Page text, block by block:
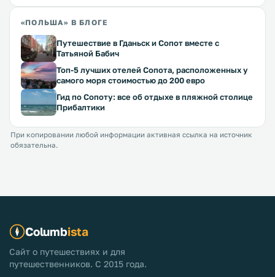
«ПОЛЬША» В БЛОГЕ
Путешествие в Гданьск и Сопот вместе с
Татьяной Бабич
Топ-5 лучших отелей Сопота, расположенных у
самого моря стоимостью до 200 евро
Гид по Сопоту: все об отдыхе в пляжной столице
Прибалтики
При копировании любой информации активная ссылка на источник
обязательна.
Columbista
Сайт о путешествиях и для
путешественников. С 2015 года.